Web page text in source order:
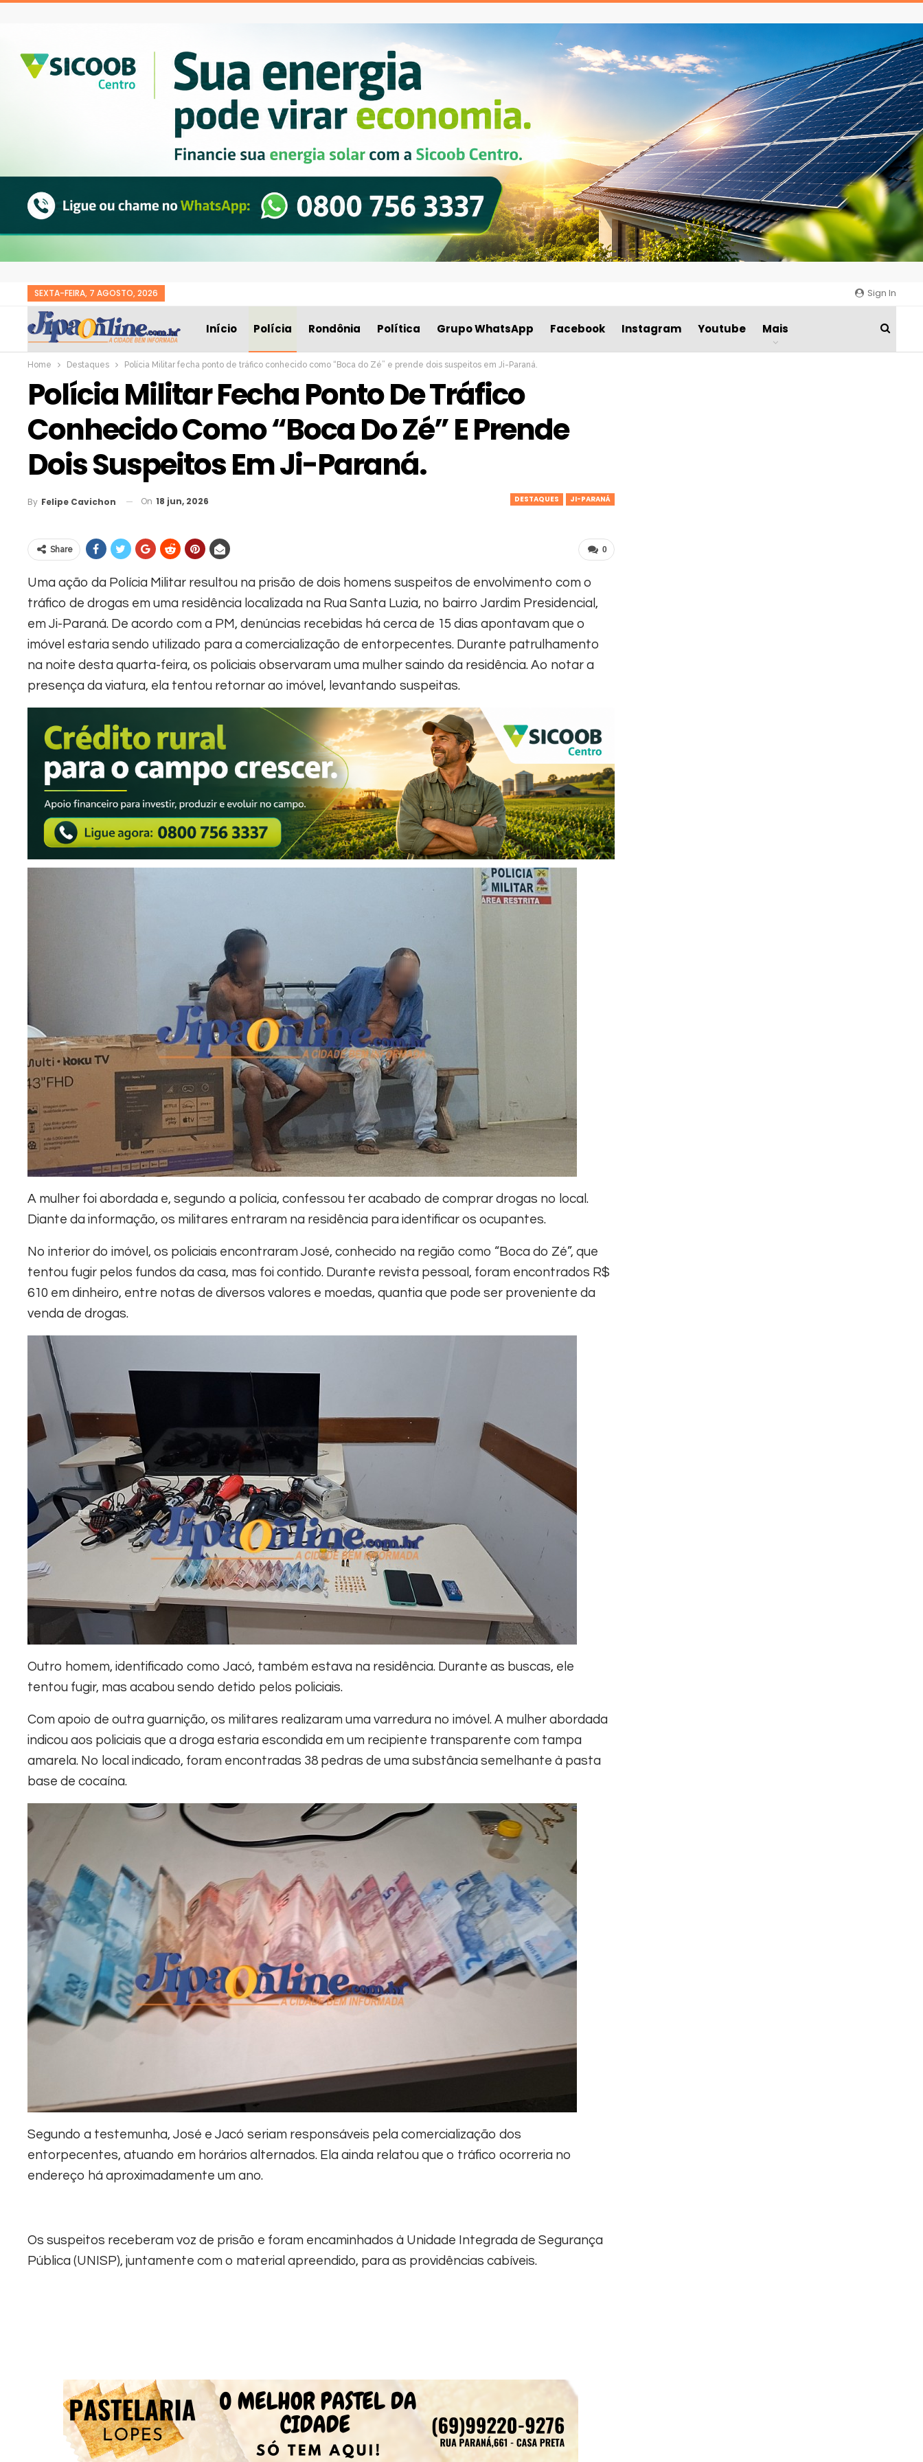
Sign In
SEXTA-FEIRA, 7 AGOSTO, 2026
Início Polícia Rondônia Política Grupo WhatsApp Facebook Instagram Youtube Mais
Home Destaques Polícia Militar fecha ponto de tráfico conhecido como “Boca do Zé” e prende dois suspeitos em Ji-Paraná.
Polícia Militar Fecha Ponto De Tráfico
Conhecido Como “Boca Do Zé” E Prende
Dois Suspeitos Em Ji-Paraná.
DESTAQUES JI-PARANÁ
By Felipe Cavichon On 18 jun, 2026
0
Share
Uma ação da Polícia Militar resultou na prisão de dois homens suspeitos de envolvimento com o
tráfico de drogas em uma residência localizada na Rua Santa Luzia, no bairro Jardim Presidencial,
em Ji-Paraná. De acordo com a PM, denúncias recebidas há cerca de 15 dias apontavam que o
imóvel estaria sendo utilizado para a comercialização de entorpecentes. Durante patrulhamento
na noite desta quarta-feira, os policiais observaram uma mulher saindo da residência. Ao notar a
presença da viatura, ela tentou retornar ao imóvel, levantando suspeitas.
A mulher foi abordada e, segundo a polícia, confessou ter acabado de comprar drogas no local.
Diante da informação, os militares entraram na residência para identificar os ocupantes.
No interior do imóvel, os policiais encontraram José, conhecido na região como “Boca do Zé”, que
tentou fugir pelos fundos da casa, mas foi contido. Durante revista pessoal, foram encontrados R$
610 em dinheiro, entre notas de diversos valores e moedas, quantia que pode ser proveniente da
venda de drogas.
Outro homem, identificado como Jacó, também estava na residência. Durante as buscas, ele
tentou fugir, mas acabou sendo detido pelos policiais.
Com apoio de outra guarnição, os militares realizaram uma varredura no imóvel. A mulher abordada
indicou aos policiais que a droga estaria escondida em um recipiente transparente com tampa
amarela. No local indicado, foram encontradas 38 pedras de uma substância semelhante à pasta
base de cocaína.
Segundo a testemunha, José e Jacó seriam responsáveis pela comercialização dos
entorpecentes, atuando em horários alternados. Ela ainda relatou que o tráfico ocorreria no
endereço há aproximadamente um ano.
Os suspeitos receberam voz de prisão e foram encaminhados à Unidade Integrada de Segurança
Pública (UNISP), juntamente com o material apreendido, para as providências cabíveis.